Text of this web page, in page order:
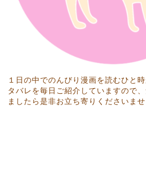
１日の中でのんびり漫画を読むひと
タバレを毎日ご紹介していますので
ましたら是非お立ち寄りくださいませ